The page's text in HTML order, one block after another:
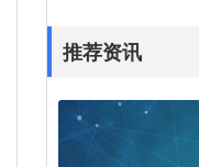
推荐资讯